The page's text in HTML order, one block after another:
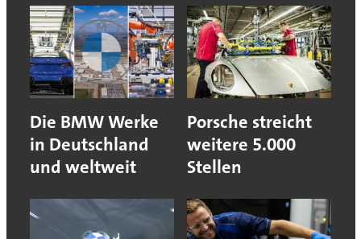
Die BMW Werke
in Deutschland
und weltweit
Porsche streicht
weitere 5.000
Stellen